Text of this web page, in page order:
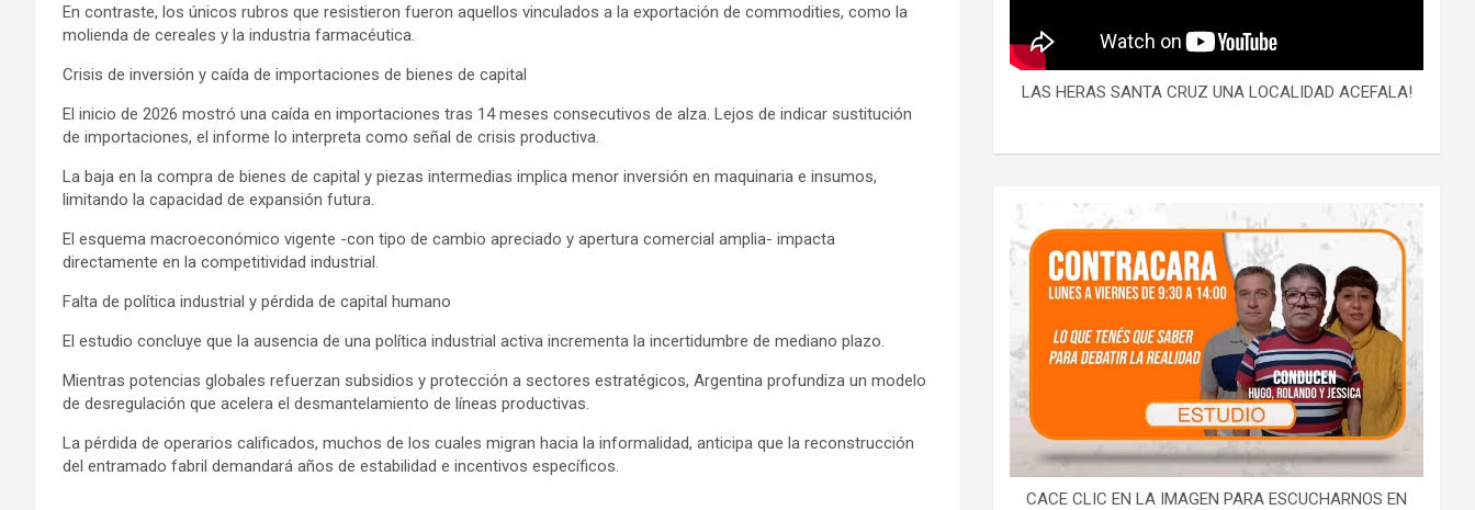
En contraste, los únicos rubros que resistieron fueron aquellos vinculados a la exportación de commodities, como la
molienda de cereales y la industria farmacéutica.
Crisis de inversión y caída de importaciones de bienes de capital
El inicio de 2026 mostró una caída en importaciones tras 14 meses consecutivos de alza. Lejos de indicar sustitución
de importaciones, el informe lo interpreta como señal de crisis productiva.
La baja en la compra de bienes de capital y piezas intermedias implica menor inversión en maquinaria e insumos,
limitando la capacidad de expansión futura.
El esquema macroeconómico vigente -con tipo de cambio apreciado y apertura comercial amplia- impacta
directamente en la competitividad industrial.
Falta de política industrial y pérdida de capital humano
El estudio concluye que la ausencia de una política industrial activa incrementa la incertidumbre de mediano plazo.
Mientras potencias globales refuerzan subsidios y protección a sectores estratégicos, Argentina profundiza un modelo
de desregulación que acelera el desmantelamiento de líneas productivas.
La pérdida de operarios calificados, muchos de los cuales migran hacia la informalidad, anticipa que la reconstrucción
del entramado fabril demandará años de estabilidad e incentivos específicos.
LAS HERAS SANTA CRUZ UNA LOCALIDAD ACEFALA!
CACE CLIC EN LA IMAGEN PARA ESCUCHARNOS EN